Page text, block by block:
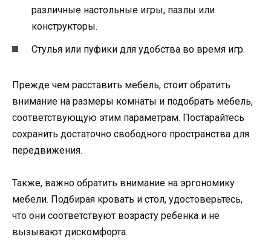
различные настольные игры, пазлы или
конструкторы.
Стулья или пуфики для удобства во время игр.
Прежде чем расставить мебель, стоит обратить
внимание на размеры комнаты и подобрать мебель,
соответствующую этим параметрам. Постарайтесь
сохранить достаточно свободного пространства для
передвижения.
Также, важно обратить внимание на эргономику
мебели. Подбирая кровать и стол, удостоверьтесь,
что они соответствуют возрасту ребенка и не
вызывают дискомфорта.